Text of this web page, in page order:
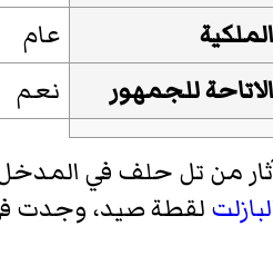
الملكية
عام
الاتاحة للجمهور
نعم
من تل حلف في
لقطة صيد، وجدت في تل